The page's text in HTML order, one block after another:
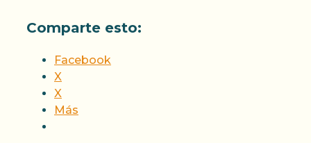
Comparte esto:
Facebook
X
X
Más